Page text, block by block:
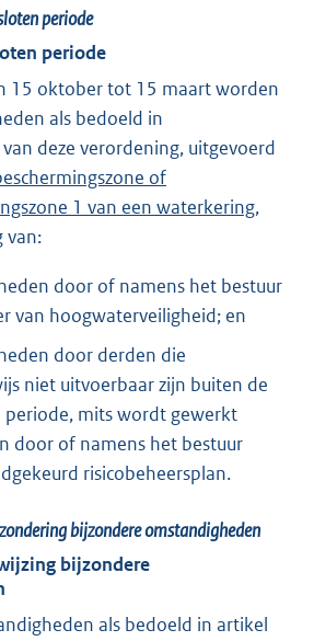
periode
periode
15 oktober tot 15 maart worden
als bedoeld in
van deze verordening, uitgevoerd
of
1 van een waterkering,
van:
door of namens het bestuur
van hoogwaterveiligheid; en
door derden die
niet uitvoerbaar zijn buiten de
periode, mits wordt gewerkt
door of namens het bestuur
risicobeheersplan.
bijzondere omstandigheden
bijzondere
als bedoeld in artikel